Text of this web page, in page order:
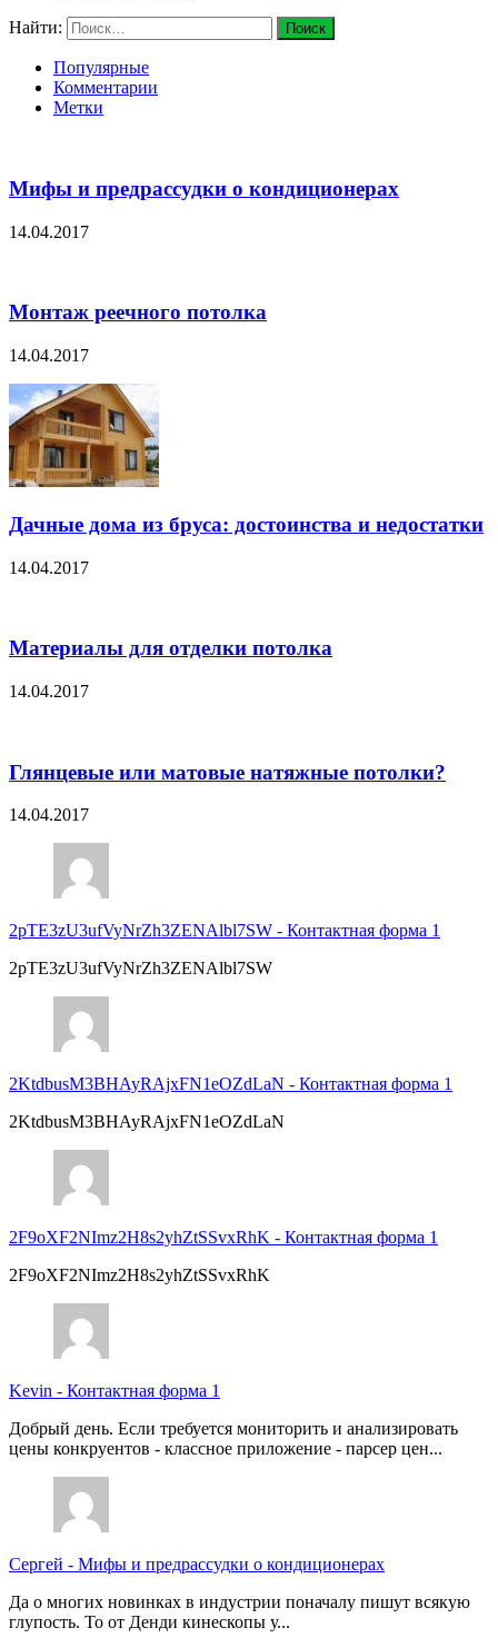
Найти:
Популярные
Комментарии
Метки
Мифы и предрассудки о кондиционерах
14.04.2017
Монтаж реечного потолка
14.04.2017
Дачные дома из бруса: достоинства и недостатки
14.04.2017
Материалы для отделки потолка
14.04.2017
Глянцевые или матовые натяжные потолки?
14.04.2017
2pTE3zU3ufVyNrZh3ZENAlbl7SW - Контактная форма 1
2pTE3zU3ufVyNrZh3ZENAlbl7SW
2KtdbusM3BHAyRAjxFN1eOZdLaN - Контактная форма 1
2KtdbusM3BHAyRAjxFN1eOZdLaN
2F9oXF2NImz2H8s2yhZtSSvxRhK - Контактная форма 1
2F9oXF2NImz2H8s2yhZtSSvxRhK
Kevin - Контактная форма 1
Добрый день. Если требуется мониторить и анализировать
цены конкруентов - классное приложение - парсер цен...
Сергей - Мифы и предрассудки о кондиционерах
Да о многих новинках в индустрии поначалу пишут всякую
глупость. То от Денди кинескопы у...